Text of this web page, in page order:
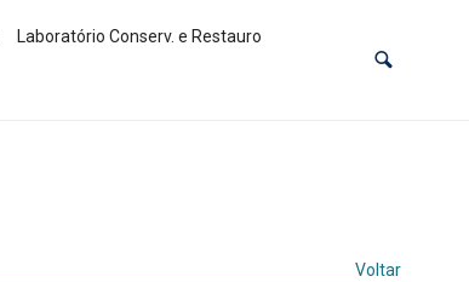
Laboratório Conserv. e Restauro
Voltar